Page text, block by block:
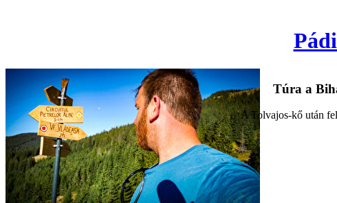
Túra a
A Tolvajos-kő után